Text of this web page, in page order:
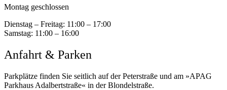
Montag geschlossen
Dienstag – Freitag: 11:00 – 17:00
Samstag: 11:00 – 16:00
Anfahrt & Parken
Parkplätze finden Sie seitlich auf der Peterstraße und am »APAG
Parkhaus Adalbertstraße« in der Blondelstraße.